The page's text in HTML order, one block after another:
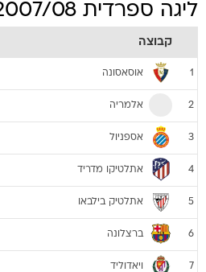
ליגה ספרדית 2007/08
קבוצה
1 אוסאסונה
2 אלמריה
3 אספניול
4 אתלטיקו מדריד
5 אתלטיק בילבאו
6 ברצלונה
7 ויאדוליד